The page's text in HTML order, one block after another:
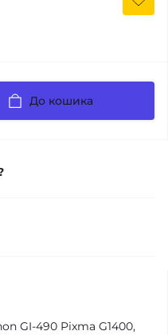
До кошика
GI-490 Pixma G1400,